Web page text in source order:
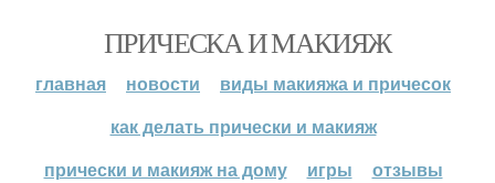
ПРИЧЕСКА И МАКИЯЖ
главная новости
виды макияжа и причесок
как делать прически и макияж
прически и макияж на дому
игры отзывы